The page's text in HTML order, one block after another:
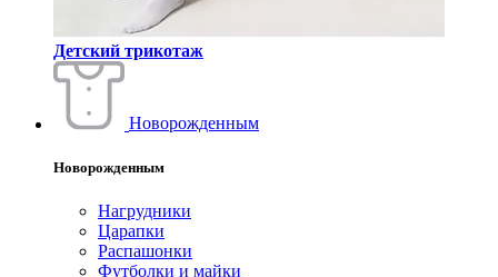
Детский трикотаж
Новорожденным
Новорожденным
Нагрудники
Царапки
Распашонки
Футболки и майки